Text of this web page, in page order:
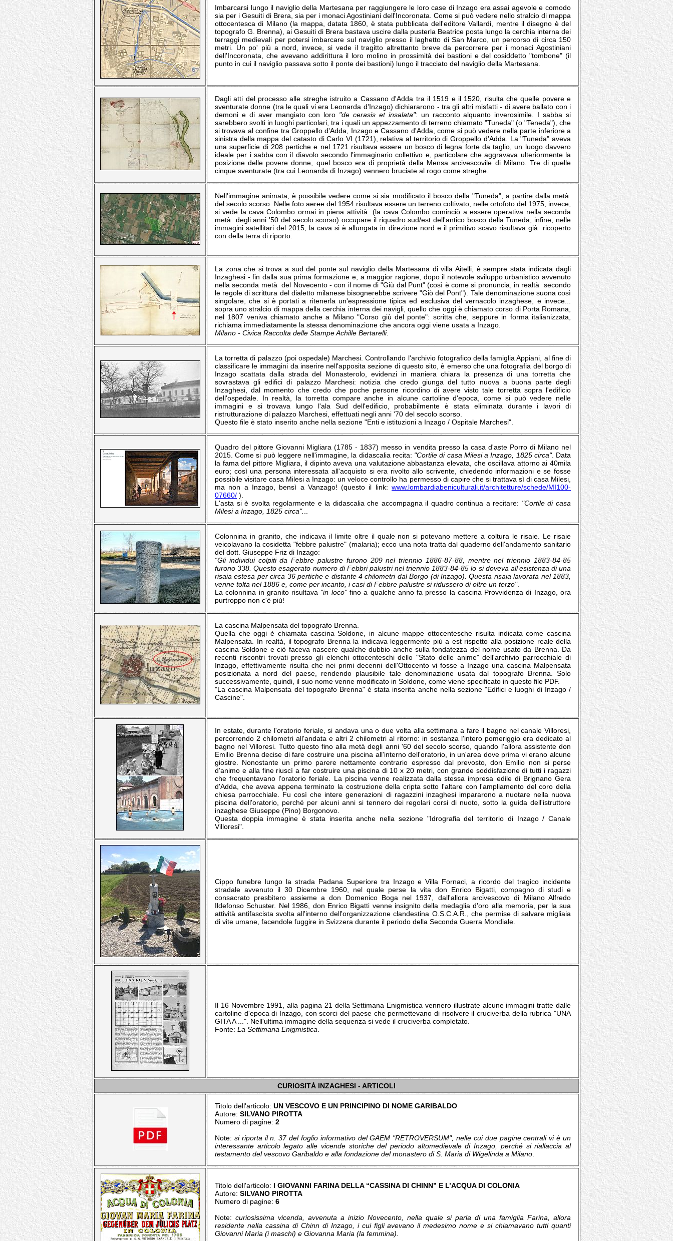
Imbarcarsi lungo il naviglio della Martesana per raggiungere le loro case di Inzago era assai agevole e comodo
sia per i Gesuiti di Brera, sia per i monaci Agostiniani dell'Incoronata. Come si può vedere nello stralcio di mappa
ottocentesca di Milano (la mappa, datata 1860, è stata pubblicata dell'editore Vallardi, mentre il disegno è del
topografo G. Brenna), ai Gesuiti di Brera bastava uscire dalla pusterla Beatrice posta lungo la cerchia interna dei
terraggi medievali per potersi imbarcare sul naviglio presso il laghetto di San Marco, un percorso di circa 150
metri. Un po' più a nord, invece, si vede il tragitto altrettanto breve da percorrere per i monaci Agostiniani
dell'Incoronata, che avevano addirittura il loro molino in prossimità dei bastioni e del cosiddetto "tombone" (il
punto in cui il naviglio passava sotto il ponte dei bastioni) lungo il tracciato del naviglio della Martesana.
Dagli atti del processo alle streghe istruito a Cassano d'Adda tra il 1519 e il 1520, risulta che quelle povere e
sventurate donne (tra le quali vi era Leonarda d'Inzago) dichiararono - tra gli altri misfatti - di avere ballato con i
demoni e di aver mangiato con loro "de cerasis et insalata": un racconto alquanto inverosimile. I sabba si
sarebbero svolti in luoghi particolari, tra i quali un appezzamento di terreno chiamato "Tuneda" (o "Teneda"), che
si trovava al confine tra Groppello d'Adda, Inzago e Cassano d'Adda, come si può vedere nella parte inferiore a
sinistra della mappa del catasto di Carlo VI (1721), relativa al territorio di Groppello d'Adda. La "Tuneda" aveva
una superficie di 208 pertiche e nel 1721 risultava essere un bosco di legna forte da taglio, un luogo davvero
ideale per i sabba con il diavolo secondo l'immaginario collettivo e, particolare che aggravava ulteriormente la
posizione delle povere donne, quel bosco era di proprietà della Mensa arcivescovile di Milano. Tre di quelle
cinque sventurate (tra cui Leonarda di Inzago) vennero bruciate al rogo come streghe.
Nell'immagine animata, è possibile vedere come si sia modificato il bosco della "Tuneda", a partire dalla metà
del secolo scorso. Nelle foto aeree del 1954 risultava essere un terreno coltivato; nelle ortofoto del 1975, invece,
si vede la cava Colombo ormai in piena attività (la cava Colombo cominciò a essere operativa nella seconda
metà degli anni '50 del secolo scorso) occupare il riquadro sud/est dell'antico bosco della Tuneda; infine, nelle
immagini satellitari del 2015, la cava si è allungata in direzione nord e il primitivo scavo risultava già ricoperto
con della terra di riporto.
La zona che si trova a sud del ponte sul naviglio della Martesana di villa Aitelli, è sempre stata indicata dagli
Inzaghesi - fin dalla sua prima formazione e, a maggior ragione, dopo il notevole sviluppo urbanistico avvenuto
nella seconda metà del Novecento - con il nome di "Giù dal Punt" (così è come si pronuncia, in realtà secondo
le regole di scrittura del dialetto milanese bisognerebbe scrivere "Giò del Pont"). Tale denominazione suona così
singolare, che si è portati a ritenerla un'espressione tipica ed esclusiva del vernacolo inzaghese, e invece...
sopra uno stralcio di mappa della cerchia interna dei navigli, quello che oggi è chiamato corso di Porta Romana,
nel 1807 veniva chiamato anche a Milano "Corso giù del ponte": scritta che, seppure in forma italianizzata,
richiama immediatamente la stessa denominazione che ancora oggi viene usata a Inzago.
Milano - Civica Raccolta delle Stampe Achille Bertarelli.
La torretta di palazzo (poi ospedale) Marchesi. Controllando l'archivio fotografico della famiglia Appiani, al fine di
classificare le immagini da inserire nell'apposita sezione di questo sito, è emerso che una fotografia del borgo di
Inzago scattata dalla strada del Monasterolo, evidenzi in maniera chiara la presenza di una torretta che
sovrastava gli edifici di palazzo Marchesi: notizia che credo giunga del tutto nuova a buona parte degli
Inzaghesi, dal momento che credo che poche persone ricordino di avere visto tale torretta sopra l'edificio
dell'ospedale. In realtà, la torretta compare anche in alcune cartoline d'epoca, come si può vedere nelle
immagini e si trovava lungo l'ala Sud dell'edificio, probabilmente è stata eliminata durante i lavori di
ristrutturazione di palazzo Marchesi, effettuati negli anni '70 del secolo scorso.
Questo file è stato inserito anche nella sezione "Enti e istituzioni a Inzago / Ospitale Marchesi".
Quadro del pittore Giovanni Migliara (1785 - 1837) messo in vendita presso la casa d'aste Porro di Milano nel
2015. Come si può leggere nell'immagine, la didascalia recita: "Cortile di casa Milesi a Inzago, 1825 circa". Data
la fama del pittore Migliara, il dipinto aveva una valutazione abbastanza elevata, che oscillava attorno ai 40mila
euro; così una persona interessata all'acquisto si era rivolto allo scrivente, chiedendo informazioni e se fosse
possibile visitare casa Milesi a Inzago: un veloce controllo ha permesso di capire che si trattava sì di casa Milesi,
ma non a Inzago, bensì a Vanzago! (questo il link: www.lombardiabeniculturali.it/architetture/schede/MI100-
07660/ ).
L'asta si è svolta regolarmente e la didascalia che accompagna il quadro continua a recitare: "Cortile di casa
Milesi a Inzago, 1825 circa".
Colonnina in granito, che indicava il limite oltre il quale non si potevano mettere a coltura le risaie. Le risaie
veicolavano la cosidetta "febbre palustre" (malaria); ecco una nota tratta dal quaderno dell'andamento sanitario
del dott. Giuseppe Friz di Inzago:
“Gli individui colpiti da Febbre palustre furono 209 nel triennio 1886-87-88, mentre nel triennio 1883-84-85
furono 338. Questo esagerato numero di Febbri palustri nel triennio 1883-84-85 lo si doveva all’esistenza di una
risaia estesa per circa 36 pertiche e distante 4 chilometri dal Borgo (di Inzago). Questa risaia lavorata nel 1883,
venne tolta nel 1886 e, come per incanto, i casi di Febbre palustre si ridussero di oltre un terzo".
La colonnina in granito risultava "in loco"fino a qualche anno fa presso la cascina Provvidenza di Inzago, ora
purtroppo non c'è più!
La cascina Malpensata del topografo Brenna.
Quella che oggi è chiamata cascina Soldone, in alcune mappe ottocentesche risulta indicata come cascina
Malpensata. In realtà, il topografo Brenna la indicava leggermente più a est rispetto alla posizione reale della
cascina Soldone e ciò faceva nascere qualche dubbio anche sulla fondatezza del nome usato da Brenna. Da
recenti riscontri trovati presso gli elenchi ottocenteschi dello "Stato delle anime" dell'archivio parrocchiale di
Inzago, effettivamente risulta che nei primi decenni dell'Ottocento vi fosse a Inzago una cascina Malpensata
posizionata a nord del paese, rendendo plausibile tale denominazione usata dal topografo Brenna. Solo
successivamente, quindi, il suo nome venne modificato in Soldone, come viene specificato in questo file PDF.
"La cascina Malpensata del topografo Brenna" è stata inserita anche nella sezione "Edifici e luoghi di Inzago /
Cascine".
In estate, durante l'oratorio feriale, si andava una o due volta alla settimana a fare il bagno nel canale Villoresi,
percorrendo 2 chilometri all'andata e altri 2 chilometri al ritorno: in sostanza l'intero pomeriggio era dedicato al
bagno nel Villoresi. Tutto questo fino alla metà degli anni '60 del secolo scorso, quando l'allora assistente don
Emilio Brenna decise di fare costruire una piscina all'interno dell'oratorio, in un'area dove prima vi erano alcune
giostre. Nonostante un primo parere nettamente contrario espresso dal prevosto, don Emilio non si perse
d'animo e alla fine riuscì a far costruire una piscina di 10 x 20 metri, con grande soddisfazione di tutti i ragazzi
che frequentavano l'oratorio feriale. La piscina venne realizzata dalla stessa impresa edile di Brignano Gera
d'Adda, che aveva appena terminato la costruzione della cripta sotto l'altare con l'ampliamento del coro della
chiesa parrocchiale. Fu così che intere generazioni di ragazzini inzaghesi impararono a nuotare nella nuova
piscina dell'oratorio, perché per alcuni anni si tennero dei regolari corsi di nuoto, sotto la guida dell'istruttore
inzaghese Giuseppe (Pino) Borgonovo.
Questa doppia immagine è stata inserita anche nella sezione "Idrografia del territorio di Inzago / Canale
Villoresi".
Cippo funebre lungo la strada Padana Superiore tra Inzago e Villa Fornaci, a ricordo del tragico incidente
stradale avvenuto il 30 Dicembre 1960, nel quale perse la vita don Enrico Bigatti, compagno di studi e
consacrato presbitero assieme a don Domenico Boga nel 1937, dall'allora arcivescovo di Milano Alfredo
Ildefonso Schuster. Nel 1986, don Enrico Bigatti venne insignito della medaglia d'oro alla memoria, per la sua
attività antifascista svolta all'interno dell'organizzazione clandestina O.S.C.A.R., che permise di salvare migliaia
di vite umane, facendole fuggire in Svizzera durante il periodo della Seconda Guerra Mondiale.
Il 16 Novembre 1991, alla pagina 21 della Settimana Enigmistica vennero illustrate alcune immagini tratte dalle
cartoline d'epoca di Inzago, con scorci del paese che permettevano di risolvere il cruciverba della rubrica "UNA
GITA A ...". Nell'ultima immagine della sequenza si vede il cruciverba completato.
Fonte: La Settimana Enigmistica
CURIOSITÀ INZAGHESI - ARTICOLI
Titolo dell'articolo: UN VESCOVO E UN PRINCIPINO DI NOME GARIBALDO
Autore: SILVANO PIROTTA
Numero di pagine: 2
Note: si riporta il n. 37 del foglio informativo del GAEM "RETROVERSUM", nelle cui due pagine centrali vi è un
interessante articolo legato alle vicende storiche del periodo altomedievale di Inzago, perché si riallaccia al
testamento del vescovo Garibaldo e alla fondazione del monastero di S. Maria di Wigelinda a Milano
Titolo dell'articolo: I GIOVANNI FARINA DELLA “CASSINA DI CHINN” E L’ACQUA DI COLONIA
Autore: SILVANO PIROTTA
Numero di pagine: 6
Note: curiosissima vicenda, avvenuta a inizio Novecento, nella quale si parla di una famiglia Farina, allora
residente nella cassina di Chinn di Inzago, i cui figli avevano il medesimo nome e si chiamavano tutti quanti
Giovanni Maria (i maschi) e Giovanna Maria (la femmina).